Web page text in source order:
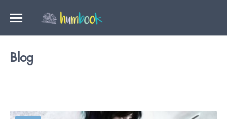
Blog